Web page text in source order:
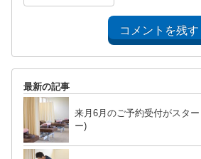
コメントを残す
最新の記事
来月6月のご予約受付がスタ
ー)